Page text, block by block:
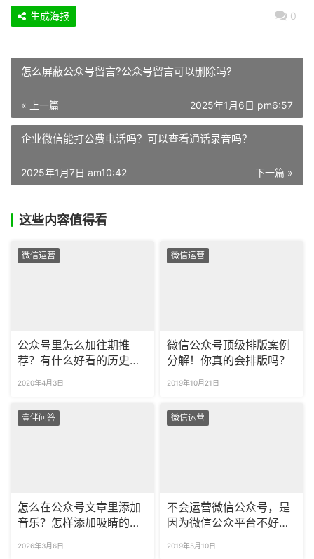
0
生成海报
怎么屏蔽公众号留言?公众号留言可以删除吗?
« 上一篇 2025年1月6日 pm6:57
企业微信能打公费电话吗？可以查看通话录音吗？
下一篇 »
2025年1月7日 am10:42
这些内容值得看
微信运营
公众号里怎么加往期推
荐？有什么好看的历史推
2020年4月3日
微信运营
微信公众号顶级排版案例
分解！你真的会排版吗？
2019年10月21日
壹伴问答
怎么在公众号文章里添加
音乐？怎样添加吸睛的点
2026年3月6日
微信运营
不会运营微信公众号，是
因为微信公众平台不好用
2019年5月10日